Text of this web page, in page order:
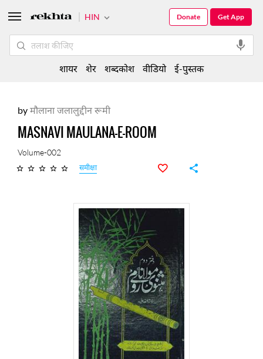
byमौलाना जलालुद्दीन रूमी
MASNAVI MAULANA-E-ROOM
Volume-002
समीक्षा
HIN Get App
Donate
शायर शेर शब्दकोश वीडियो ई-पुस्तक